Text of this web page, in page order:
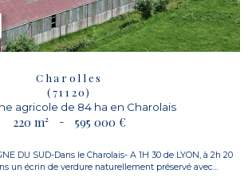
Charolles
(71120)
agricole de 84 ha en Charolais
220 m² - 595 000 €
DU SUD-Dans le Charolais- A 1H 30 de LYON, à 2h 20
un écrin de verdure naturellement préservé avec...